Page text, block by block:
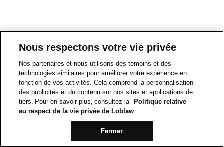
Nous respectons votre vie privée
Nos partenaires et nous utilisons des témoins et des
technologies similaires pour améliorer votre expérience en
fonction de vos activités. Cela comprend la personnalisation
des publicités et du contenu sur nos sites et applications de
tiers. Pour en savoir plus, consultez la
Politique relative
au respect de la vie privée de Loblaw
Fermer